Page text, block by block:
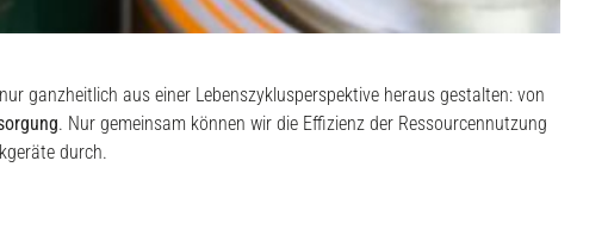
ganzheitlich aus einer Lebenszyklusperspektive heraus gestalten: von
. Nur gemeinsam können wir die Effizienz der Ressourcennutzung
durch.